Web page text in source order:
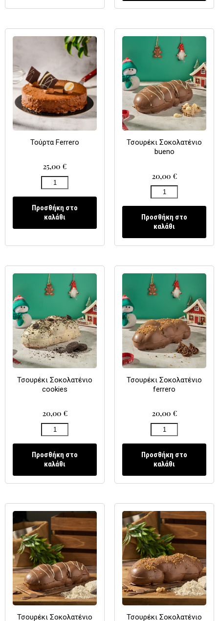
Τούρτα Ferrero
25,00 €
Προσθήκη στο
καλάθι
Τσουρέκι Σοκολατένιο
bueno
20,00 €
Προσθήκη στο
καλάθι
Τσουρέκι Σοκολατένιο
cookies
20,00 €
Προσθήκη στο
καλάθι
Τσουρέκι Σοκολατένιο
ferrero
20,00 €
Προσθήκη στο
καλάθι
Τσουρέκι Σοκολατένιο
Τσουρέκι Σοκολατένιο